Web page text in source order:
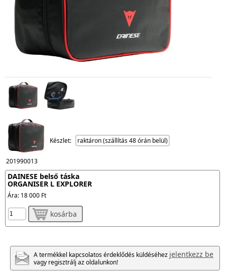
201990013
Készlet: raktáron (szállítás 48 órán belül)
DAINESE belső táska
ORGANISER L EXPLORER
Ára: 18 000 Ft
kosárba
A termékkel kapcsolatos érdeklődés küldéséhez jelentkezz be
vagy regisztrálj az oldalunkon!